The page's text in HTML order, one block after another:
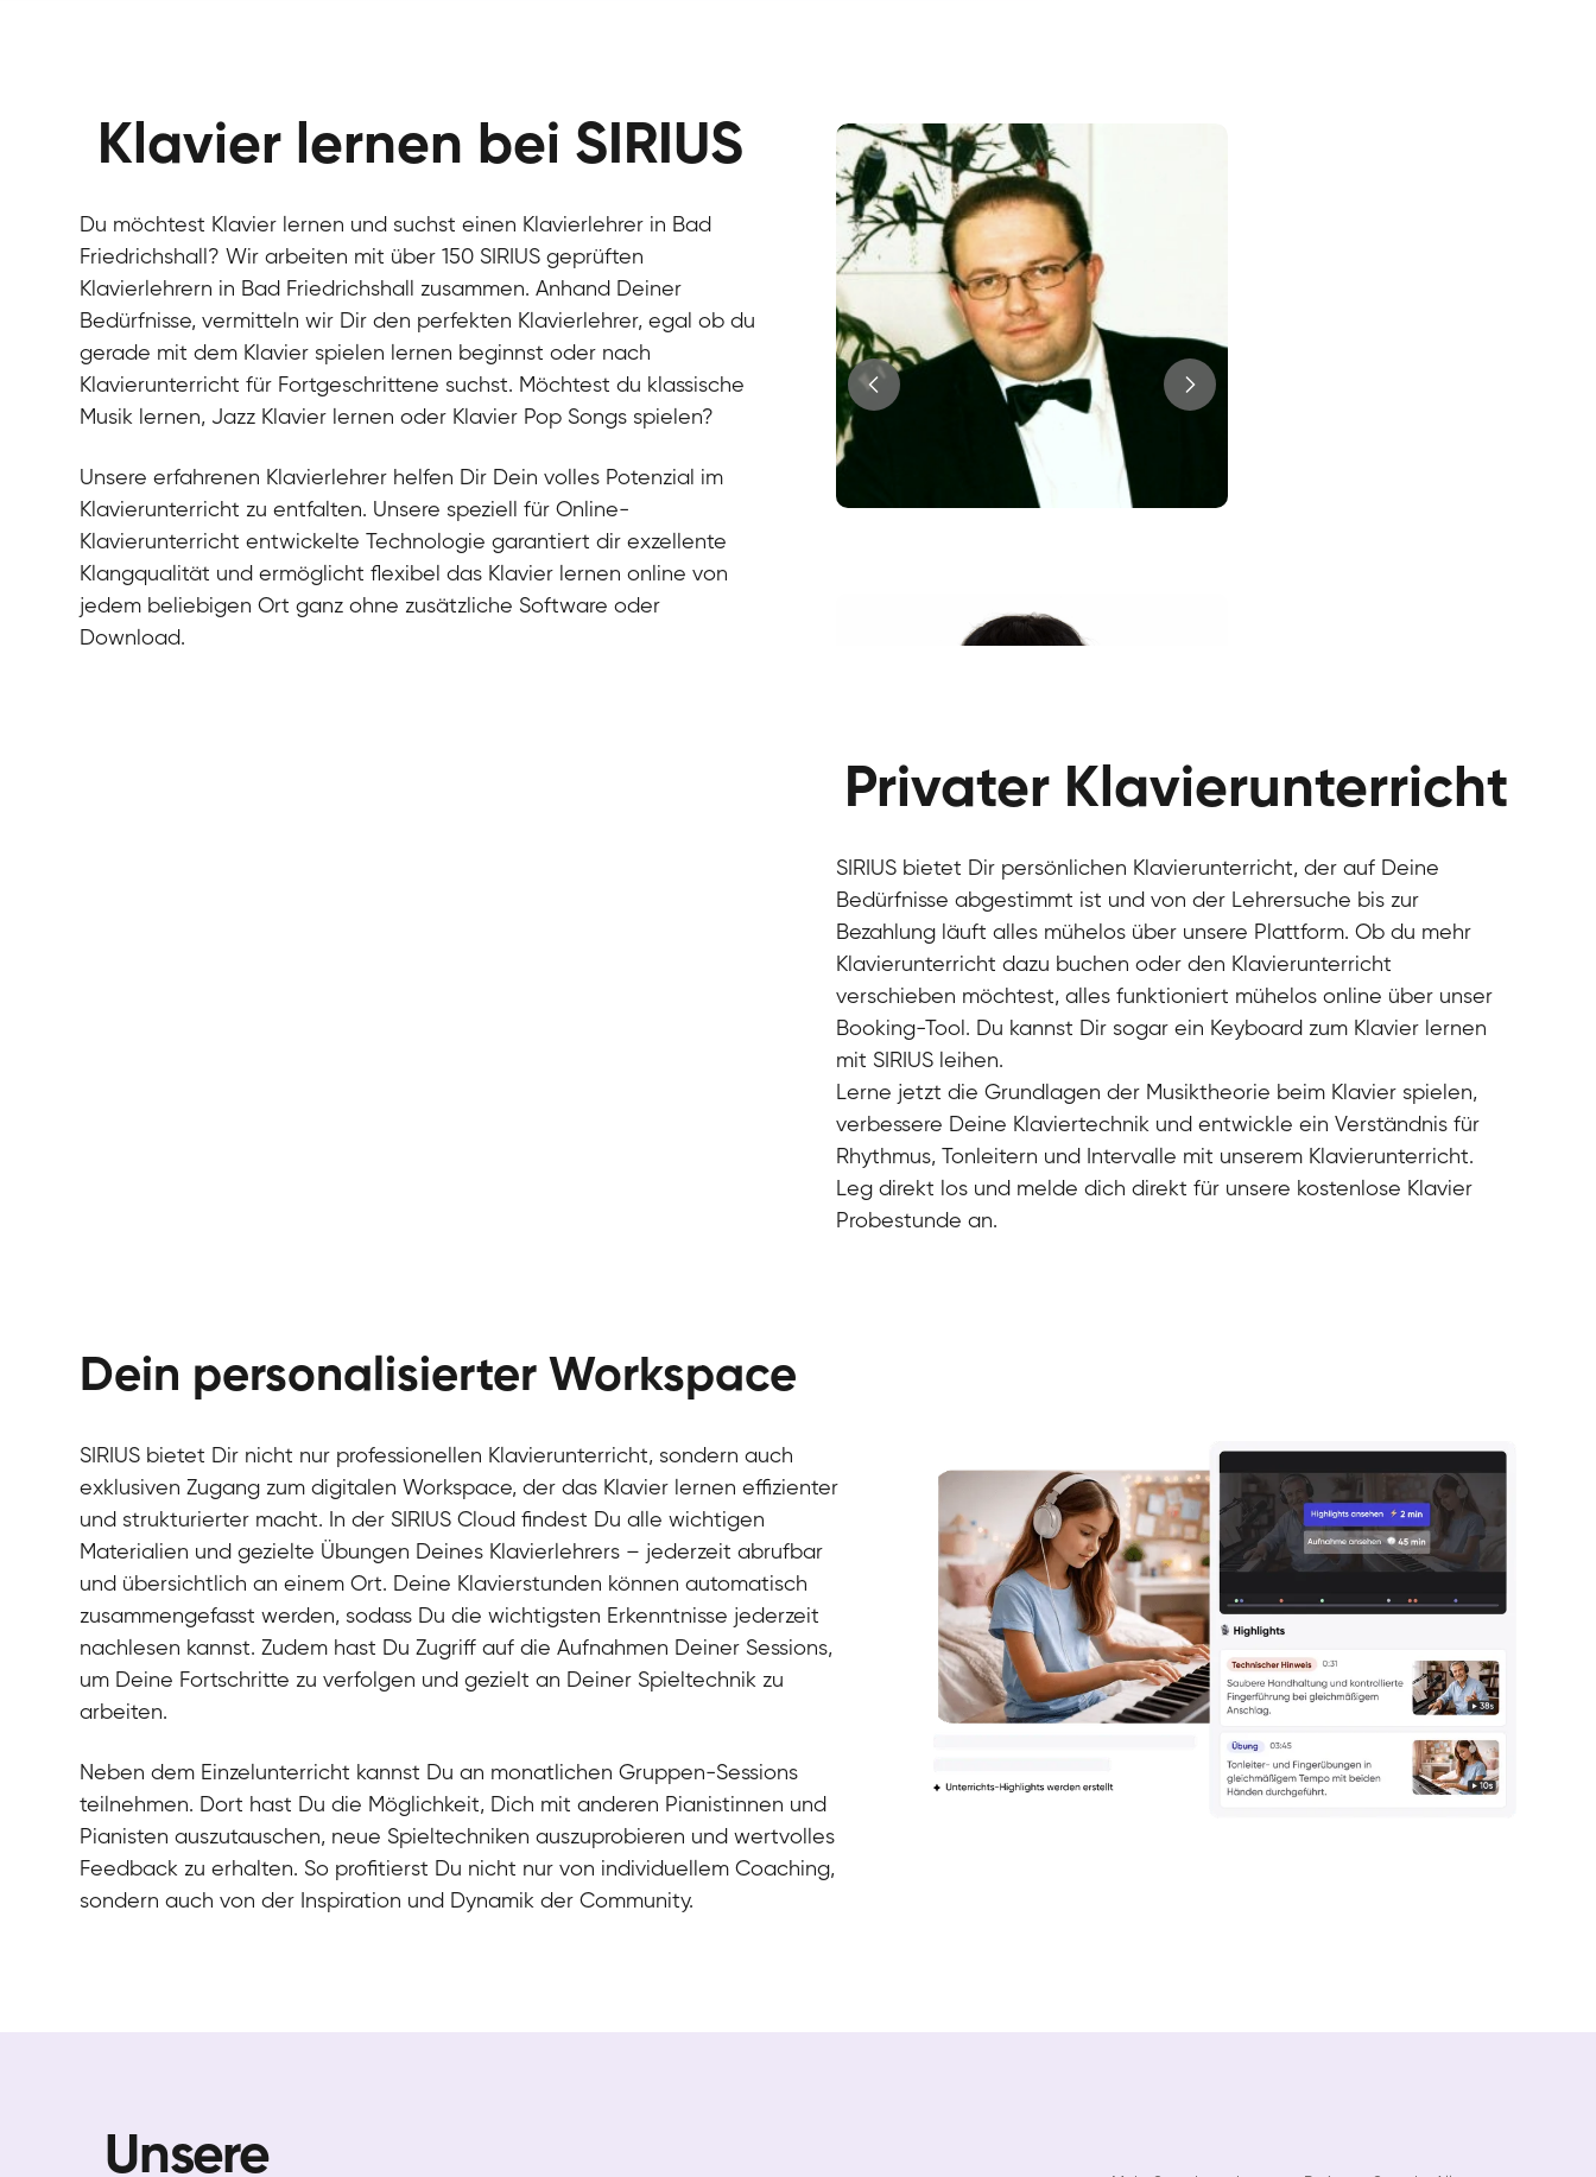
Klavier lernen bei SIRIUS
Du möchtest Klavier lernen und suchst einen Klavierlehrer in Bad
Friedrichshall? Wir arbeiten mit über 150 SIRIUS geprüften
Klavierlehrern in Bad Friedrichshall zusammen. Anhand Deiner
Bedürfnisse, vermitteln wir Dir den perfekten Klavierlehrer, egal ob du
gerade mit dem Klavier spielen lernen beginnst oder nach
Klavierunterricht für Fortgeschrittene suchst. Möchtest du klassische
Musik lernen, Jazz Klavier lernen oder Klavier Pop Songs spielen?
Unsere erfahrenen Klavierlehrer helfen Dir Dein volles Potenzial im
Klavierunterricht zu entfalten. Unsere speziell für Online-
Klavierunterricht entwickelte Technologie garantiert dir exzellente
Klangqualität und ermöglicht flexibel das Klavier lernen online von
jedem beliebigen Ort ganz ohne zusätzliche Software oder
Download.
Klavier / Piano / Flügel
Klavier / Piano / Flügel
Charlotte
Klavier / Piano / Flügel
Klavier / Piano / Flügel
Klavier / Piano / Flügel
Klavier / Piano / Flügel
Klavier / Piano / Flügel
Klavier / Piano / Flügel
Klavier / Piano / Flügel
Privater Klavierunterricht
SIRIUS bietet Dir persönlichen Klavierunterricht, der auf Deine
Bedürfnisse abgestimmt ist und von der Lehrersuche bis zur
Bezahlung läuft alles mühelos über unsere Plattform. Ob du mehr
Klavierunterricht dazu buchen oder den Klavierunterricht
verschieben möchtest, alles funktioniert mühelos online über unser
Booking-Tool. Du kannst Dir sogar ein Keyboard zum Klavier lernen
mit SIRIUS leihen.
Lerne jetzt die Grundlagen der Musiktheorie beim Klavier spielen,
verbessere Deine Klaviertechnik und entwickle ein Verständnis für
Rhythmus, Tonleitern und Intervalle mit unserem Klavierunterricht.
Leg direkt los und melde dich direkt für unsere kostenlose Klavier
Probestunde an.
Dein personalisierter Workspace
SIRIUS bietet Dir nicht nur professionellen Klavierunterricht, sondern auch
exklusiven Zugang zum digitalen Workspace, der das Klavier lernen effizienter
und strukturierter macht. In der SIRIUS Cloud findest Du alle wichtigen
Materialien und gezielte Übungen Deines Klavierlehrers – jederzeit abrufbar
und übersichtlich an einem Ort. Deine Klavierstunden können automatisch
zusammengefasst werden, sodass Du die wichtigsten Erkenntnisse jederzeit
nachlesen kannst. Zudem hast Du Zugriff auf die Aufnahmen Deiner Sessions,
um Deine Fortschritte zu verfolgen und gezielt an Deiner Spieltechnik zu
arbeiten.
Neben dem Einzelunterricht kannst Du an monatlichen Gruppen-Sessions
teilnehmen. Dort hast Du die Möglichkeit, Dich mit anderen Pianistinnen und
Pianisten auszutauschen, neue Spieltechniken auszuprobieren und wertvolles
Feedback zu erhalten. So profitierst Du nicht nur von individuellem Coaching,
sondern auch von der Inspiration und Dynamik der Community.
Unsere